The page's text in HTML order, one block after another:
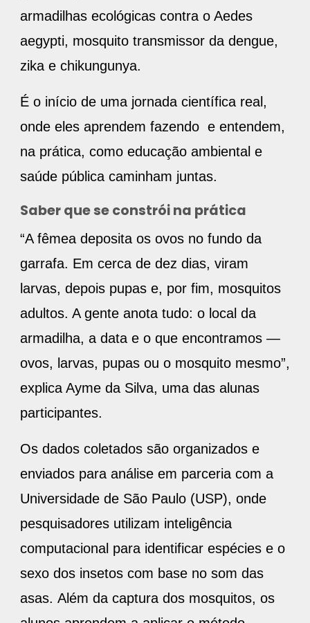
armadilhas ecológicas contra o Aedes
aegypti, mosquito transmissor da dengue,
zika e chikungunya.
É o início de uma jornada científica real,
onde eles aprendem fazendo e entendem,
na prática, como educação ambiental e
saúde pública caminham juntas.
Saber que se constrói na prática
“A fêmea deposita os ovos no fundo da
garrafa. Em cerca de dez dias, viram
larvas, depois pupas e, por fim, mosquitos
adultos. A gente anota tudo: o local da
armadilha, a data e o que encontramos —
ovos, larvas, pupas ou o mosquito mesmo”,
explica Ayme da Silva, uma das alunas
participantes.
Os dados coletados são organizados e
enviados para análise em parceria com a
Universidade de São Paulo (USP), onde
pesquisadores utilizam inteligência
computacional para identificar espécies e o
sexo dos insetos com base no som das
asas. Além da captura dos mosquitos, os